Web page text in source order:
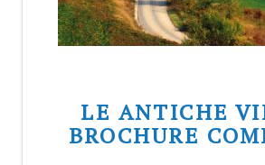
LE ANTICHE
BROCHURE